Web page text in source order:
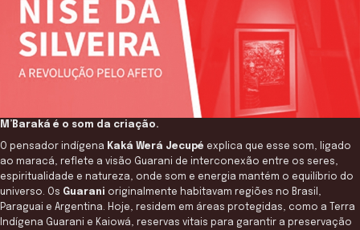
M’Baraká é o som da criação.
O pensador indígena Kaká Werá Jecupé explica que esse som, ligado
ao maracá, reflete a visão Guarani de interconexão entre os seres,
espiritualidade e natureza, onde som e energia mantém o equilíbrio do
universo. Os Guarani originalmente habitavam regiões no Brasil,
Paraguai e Argentina. Hoje, residem em áreas protegidas, como a Terra
Indígena Guarani e Kaiowá, reservas vitais para garantir a preservação